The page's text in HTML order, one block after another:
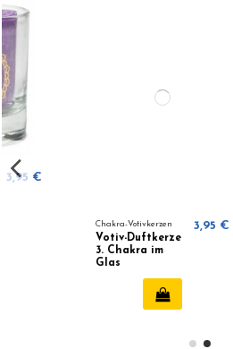
Chakra-Votivkerzen
Votiv-Duftkerze
3. Chakra im
3,95 €